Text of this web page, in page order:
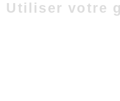
Utiliser votre